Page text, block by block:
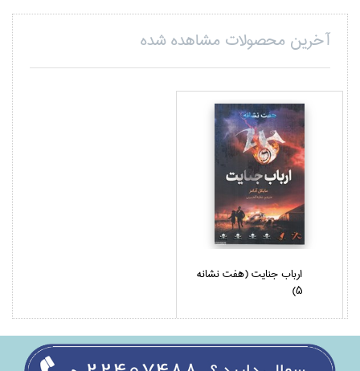
آخرین محصولات مشاهده شده
ارباب جنايت (هفت نشانه
5)